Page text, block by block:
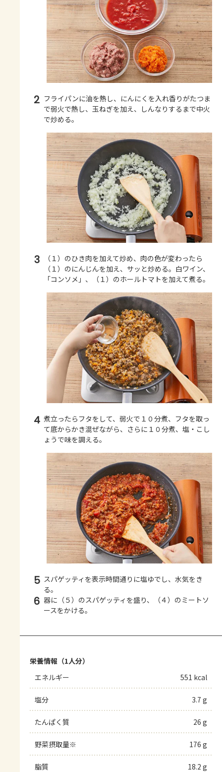
2 フライパンに油を熱し、にんにくを入れ香りがたつま
で弱火で熱し、玉ねぎを加え、しんなりするまで中火
で炒める。
3
（１）のひき肉を加えて炒め、肉の色が変わったら
（１）のにんじんを加え、サッと炒める。白ワイン、
「コンソメ」、（１）のホールトマトを加えて煮る。
4 煮立ったらフタをして、弱火で１０分煮、フタを取っ
て底からかき混ぜながら、さらに１０分煮、塩・こし
ょうで味を調える。
5 スパゲッティを表示時間通りに塩ゆでし、水気をき
る。
6 器に（５）のスパゲッティを盛り、（４）のミートソ
ースをかける。
栄養情報（1人分）
エネルギー
551 kcal
塩分 3.7 g
たんぱく質 26 g
野菜摂取量※ 176 g
脂質 18.2 g